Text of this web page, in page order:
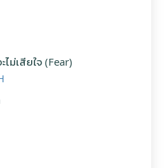
ไม่เสียใจ (Fear)